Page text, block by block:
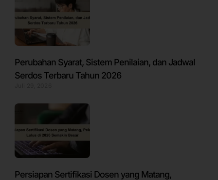
Perubahan Syarat, Sistem Penilaian, dan Jadwal
Serdos Terbaru Tahun 2026
Persiapan Sertifikasi Dosen yang Matang,